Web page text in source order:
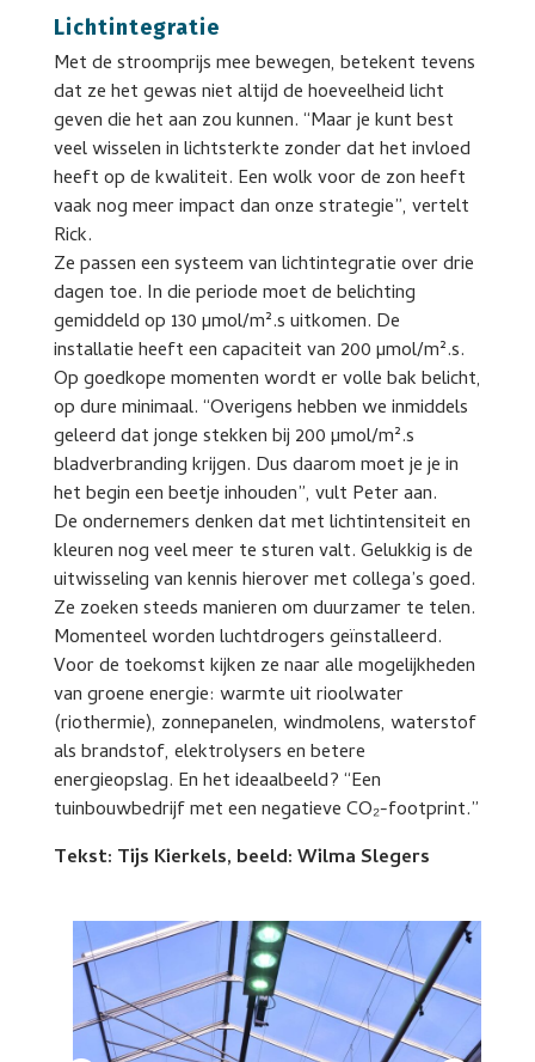
Lichtintegratie
Met de stroomprijs mee bewegen, betekent tevens
dat ze het gewas niet altijd de hoeveelheid licht
geven die het aan zou kunnen. “Maar je kunt best
veel wisselen in lichtsterkte zonder dat het invloed
heeft op de kwaliteit. Een wolk voor de zon heeft
vaak nog meer impact dan onze strategie”, vertelt
Rick.
Ze passen een systeem van lichtintegratie over drie
dagen toe. In die periode moet de belichting
gemiddeld op 130 µmol/m².s uitkomen. De
installatie heeft een capaciteit van 200 µmol/m².s.
Op goedkope momenten wordt er volle bak belicht,
op dure minimaal. “Overigens hebben we inmiddels
geleerd dat jonge stekken bij 200 µmol/m².s
bladverbranding krijgen. Dus daarom moet je je in
het begin een beetje inhouden”, vult Peter aan.
De ondernemers denken dat met lichtintensiteit en
kleuren nog veel meer te sturen valt. Gelukkig is de
uitwisseling van kennis hierover met collega’s goed.
Ze zoeken steeds manieren om duurzamer te telen.
Momenteel worden luchtdrogers geïnstalleerd.
Voor de toekomst kijken ze naar alle mogelijkheden
van groene energie: warmte uit rioolwater
(riothermie), zonnepanelen, windmolens, waterstof
als brandstof, elektrolysers en betere
energieopslag. En het ideaalbeeld? “Een
tuinbouwbedrijf met een negatieve CO₂-footprint.”
Tekst: Tijs Kierkels, beeld: Wilma Slegers